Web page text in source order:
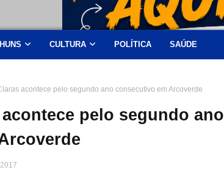
CULTURA POLÍTICA SAÚDE
acontece pelo segundo ano consecutivo em Arcoverde
pelo segundo ano